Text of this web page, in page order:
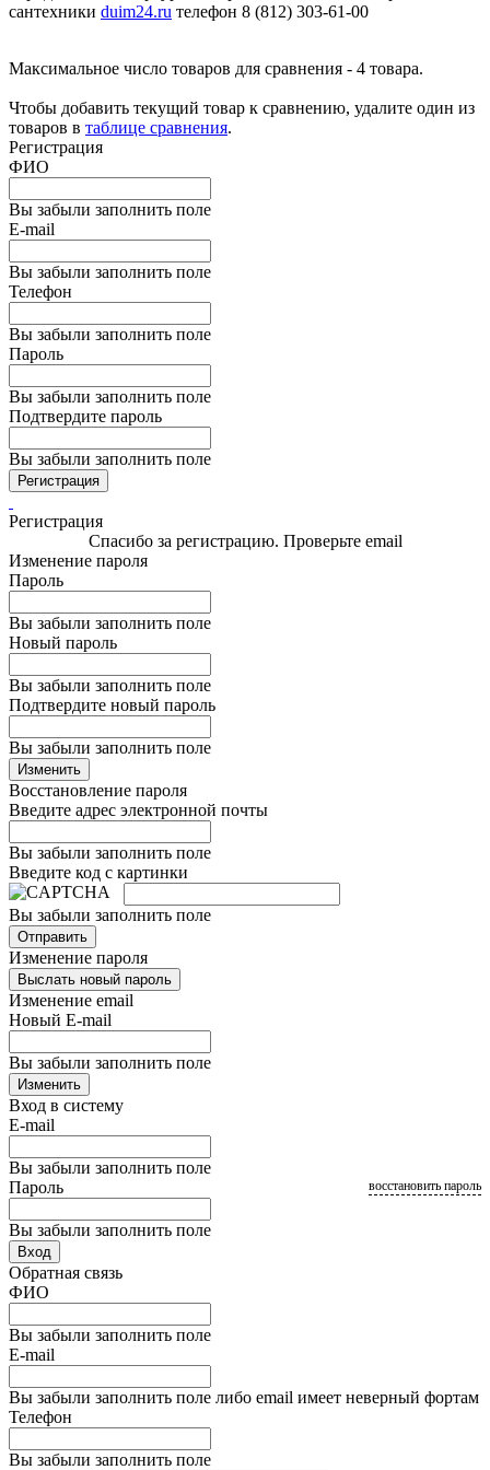
сантехники duim24.ru телефон 8 (812) 303-61-00
Максимальное число товаров для сравнения - 4 товара.
Чтобы добавить текущий товар к сравнению, удалите один из
товаров в таблице сравнения.
Регистрация
ФИО
Вы забыли заполнить поле
E-mail
Вы забыли заполнить поле
Телефон
Вы забыли заполнить поле
Пароль
Вы забыли заполнить поле
Подтвердите пароль
Вы забыли заполнить поле
Регистрация
Регистрация
Спасибо за регистрацию. Проверьте email
Изменение пароля
Пароль
Вы забыли заполнить поле
Новый пароль
Вы забыли заполнить поле
Подтвердите новый пароль
Вы забыли заполнить поле
Изменить
Восстановление пароля
Введите адрес электронной почты
Вы забыли заполнить поле
Введите код с картинки
Вы забыли заполнить поле
Отправить
Изменение пароля
Выслать новый пароль
Изменение email
Новый E-mail
Вы забыли заполнить поле
Изменить
Вход в систему
E-mail
Вы забыли заполнить поле
Пароль
Вы забыли заполнить поле
восстановить пароль
Вход
Обратная связь
ФИО
Вы забыли заполнить поле
E-mail
Вы забыли заполнить поле либо email имеет неверный фортам
Телефон
Вы забыли заполнить поле